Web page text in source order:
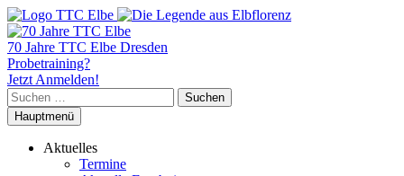
70 Jahre TTC Elbe Dresden
Probetraining?
Jetzt Anmelden!
Suchen
nach:
Hauptmenü
Aktuelles
Termine